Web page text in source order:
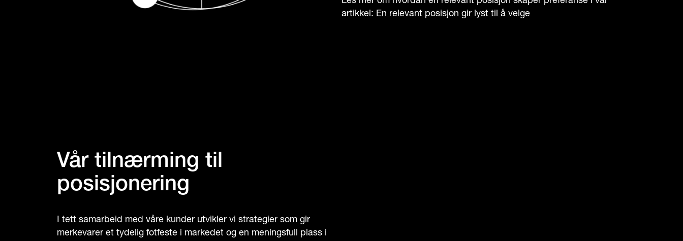
artikkel: En relevant posisjon gir lyst til å velge
Vår tilnærming til
posisjonering
I tett samarbeid med våre kunder utvikler vi strategier som gir
merkevarer et tydelig fotfeste i markedet og en meningsfull plass i